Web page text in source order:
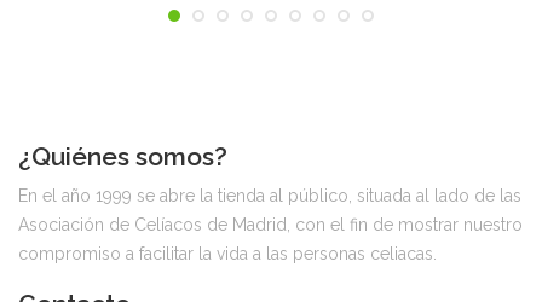
¿Quiénes somos?
En el año 1999 se abre la tienda al público, situada al lado de las
Asociación de Celíacos de Madrid, con el fin de mostrar nuestro
compromiso a facilitar la vida a las personas celiacas.